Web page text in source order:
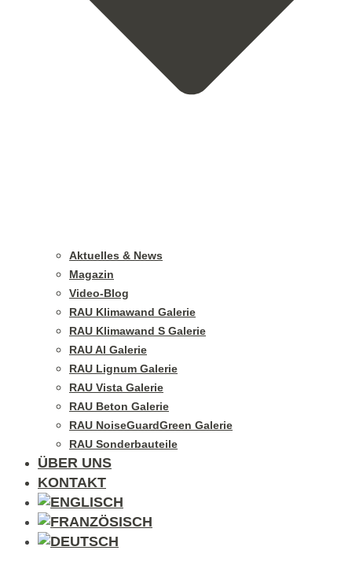
Aktuelles & News
Magazin
Video-Blog
RAU Klimawand Galerie
RAU Klimawand S Galerie
RAU Al Galerie
RAU Lignum Galerie
RAU Vista Galerie
RAU Beton Galerie
RAU NoiseGuardGreen Galerie
RAU Sonderbauteile
ÜBER UNS
KONTAKT